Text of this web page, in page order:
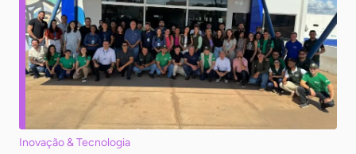
Inovação & Tecnologia